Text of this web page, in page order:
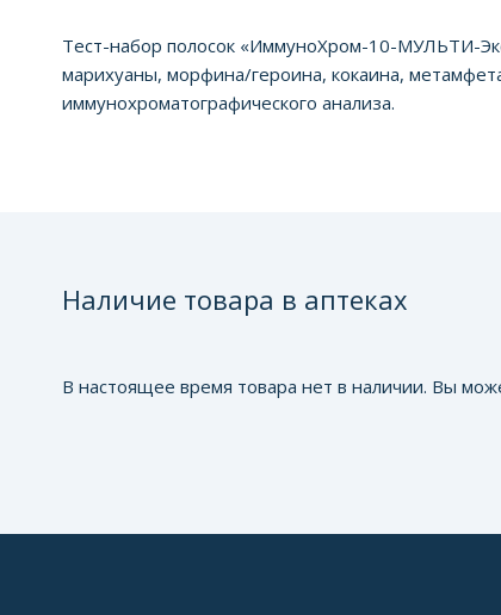
Тест-набор полосок «ИммуноХром-10-МУЛЬТИ-
марихуаны, морфина/героина, кокаина,
иммунохроматографического анализа.
Наличие товара в аптеках
В настоящее время товара нет в наличии. Вы